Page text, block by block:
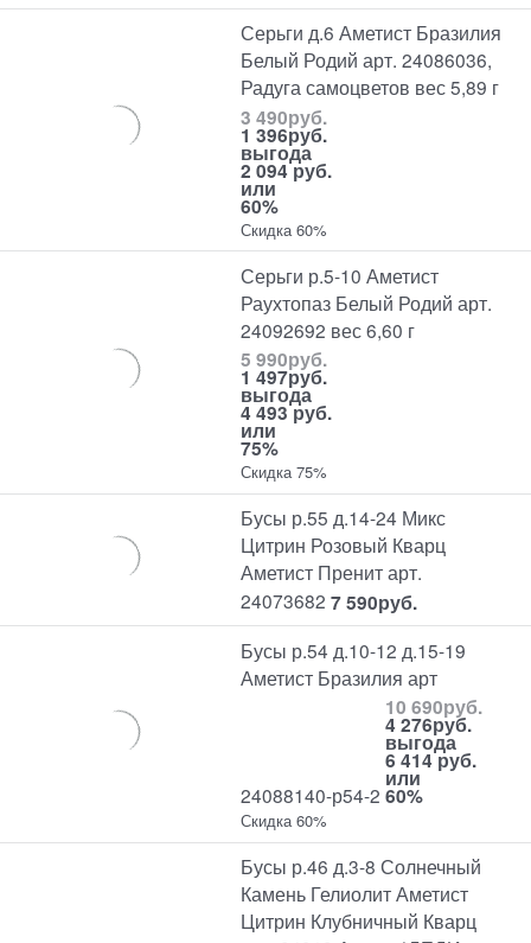
Серьги д.6 Аметист Бразилия
Белый Родий арт. 24086036,
Радуга самоцветов вес 5,89 г
3 490руб.
1 396руб.
выгода
2 094 руб.
или
60%
Скидка 60%
Серьги р.5-10 Аметист
Раухтопаз Белый Родий арт.
24092692 вес 6,60 г
5 990руб.
1 497руб.
выгода
4 493 руб.
или
75%
Скидка 75%
Бусы р.55 д.14-24 Микс
Цитрин Розовый Кварц
Аметист Пренит арт.
24073682 7 590руб.
Бусы р.54 д.10-12 д.15-19
Аметист Бразилия арт
24088140-р54-2
10 690руб.
4 276руб.
выгода
6 414 руб.
или
60%
Скидка 60%
Бусы р.46 д.3-8 Солнечный
Камень Гелиолит Аметист
Цитрин Клубничный Кварц